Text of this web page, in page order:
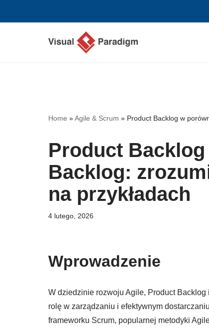
Home »Agile & Scrum » Product Backlog w
Product
Backlog:
na przykładach
4 lutego, 2026
Wprowadzenie
W dziedzinie rozwoju Agile, Product
rolę w zarządzaniu i efektywnym
frameworku Scrum, popularnej metodyki